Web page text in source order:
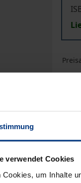
verwendet Cookies
Cookies, um Inhalte